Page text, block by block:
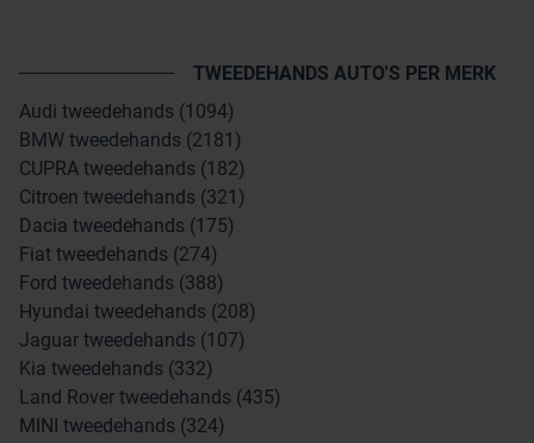
TWEEDEHANDS AUTO'S PER MERK
Audi tweedehands (1094)
BMW tweedehands (2181)
CUPRA tweedehands (182)
Citroen tweedehands (321)
Dacia tweedehands (175)
Fiat tweedehands (274)
Ford tweedehands (388)
Hyundai tweedehands (208)
Jaguar tweedehands (107)
Kia tweedehands (332)
Land Rover tweedehands (435)
MINI tweedehands (324)